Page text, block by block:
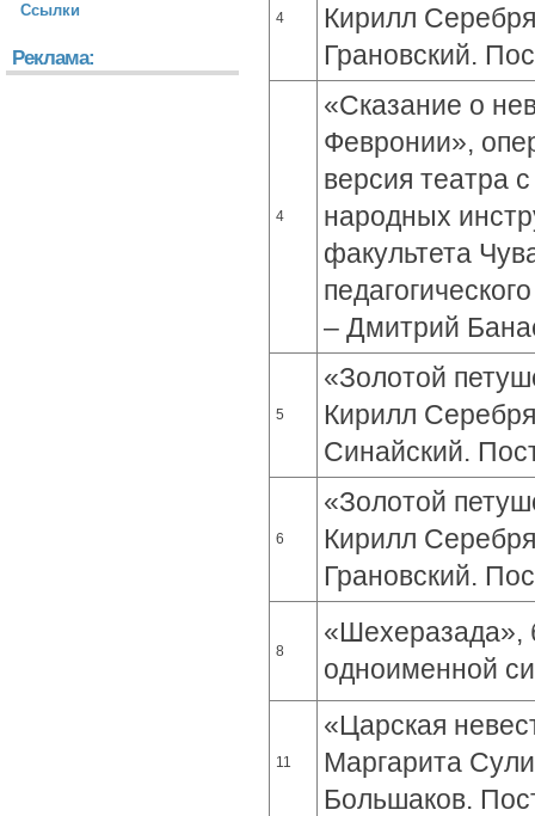
4
Кирилл
Грановский.
4
«Сказание о
Февронии»,
версия театра
народных
факультета
– Дмитрий
5
«Золотой
Кирилл
Синайский.
6
«Золотой
Кирилл
Грановский.
8
«Шехеразада»,
одноименной
11
«Царская
Маргарита
Большаков.
Ссылки
Реклама: